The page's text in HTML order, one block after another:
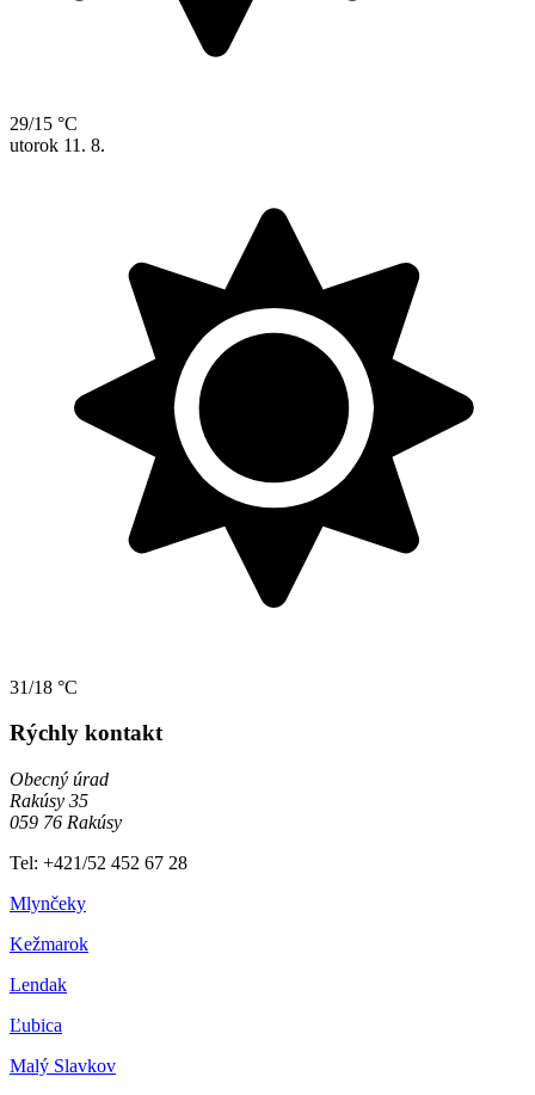
29/15 °C
utorok 11. 8.
31/18 °C
Rýchly kontakt
Obecný úrad
Rakúsy 35
059 76 Rakúsy
Tel: +421/52 452 67 28
Mlynčeky
Kežmarok
Lendak
Ľubica
Malý Slavkov